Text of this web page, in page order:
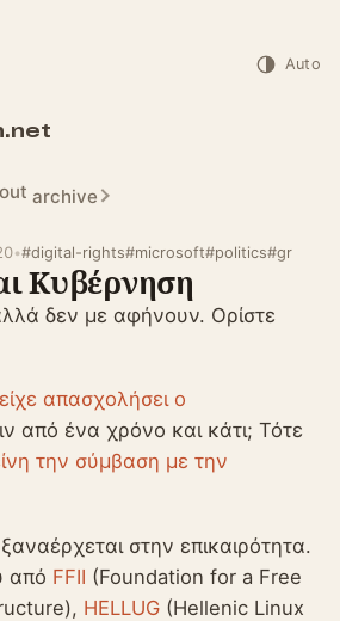
archive
Auto
•#digital-rights#microsoft#politics#gr
Κυβέρνηση
δεν με αφήνουν. Ορίστε
απασχολήσει ο
από ένα χρόνο και κάτι; Τότε
την σύμβαση με την
στην επικαιρότητα.
από FFII (Foundation for a Free
HELLUG (Hellenic Linux